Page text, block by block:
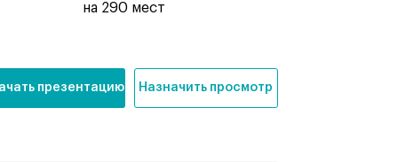
на 290 мест
презентацию Назначить просмотр